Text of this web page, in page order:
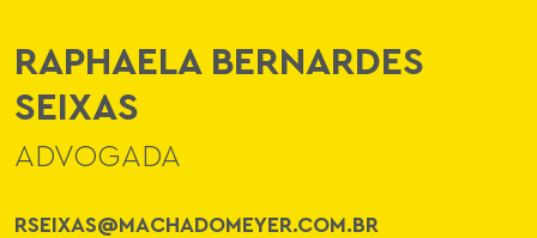
RAPHAELA BERNARDES
SEIXAS
ADVOGADA
RSEIXAS@MACHADOMEYER.COM.BR